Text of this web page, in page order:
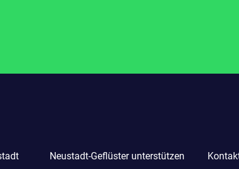
Neustadt-Geflüster unterstützen